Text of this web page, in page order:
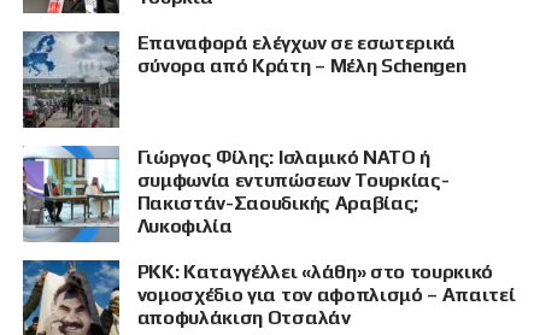
ΠΡΟΒΟΛΗ
Επαναφορά ελέγχων σε εσωτερικά
σύνορα από Κράτη – Μέλη Schengen
Γιώργος Φίλης: Ισλαμικό ΝΑΤΟ ή
συμφωνία εντυπώσεων Τουρκίας-
Πακιστάν-Σαουδικής Αραβίας;
Λυκοφιλία
PKK: Καταγγέλλει «λάθη» στο τουρκικό
νομοσχέδιο για τον αφοπλισμό – Απαιτεί
αποφυλάκιση Οτσαλάν